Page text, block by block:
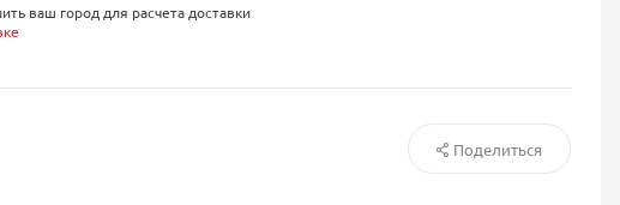
ваш город для расчета доставки
Поделиться